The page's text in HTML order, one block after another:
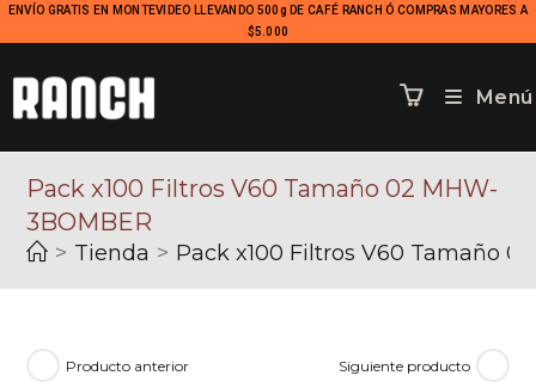
ENVÍO GRATIS EN MONTEVIDEO LLEVANDO 500g DE CAFÉ RANCH Ó COMPRAS MAYORES A
$5.000
Menú
Pack x100 Filtros V60 Tamaño 02 MHW-
3BOMBER
> Tienda > Pack x100 Filtros V60 Tamaño
Producto anterior Siguiente producto